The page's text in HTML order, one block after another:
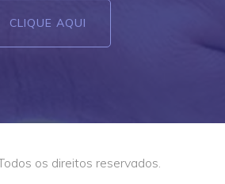
CLIQUE AQUI
os direitos reservados.